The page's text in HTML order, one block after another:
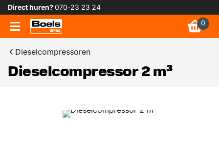
Direct huren?070-23 23 24
0
Dieselcompressoren
Dieselcompressor 2 m³